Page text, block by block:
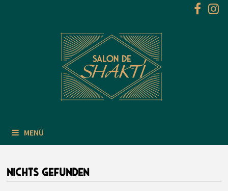
MENÜ
NICHTS GEFUNDEN